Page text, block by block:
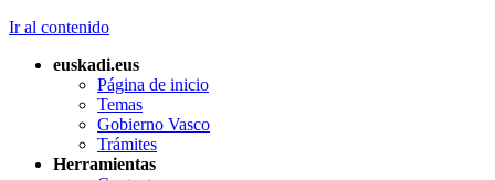
Ir al contenido
euskadi.eus
Página de inicio
Temas
Gobierno Vasco
Trámites
Herramientas